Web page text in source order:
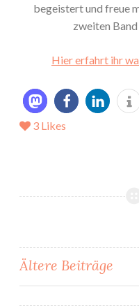
begeistert und freue
zweiten
Hier erfahrt ihr
3 Likes
Ältere Beiträge